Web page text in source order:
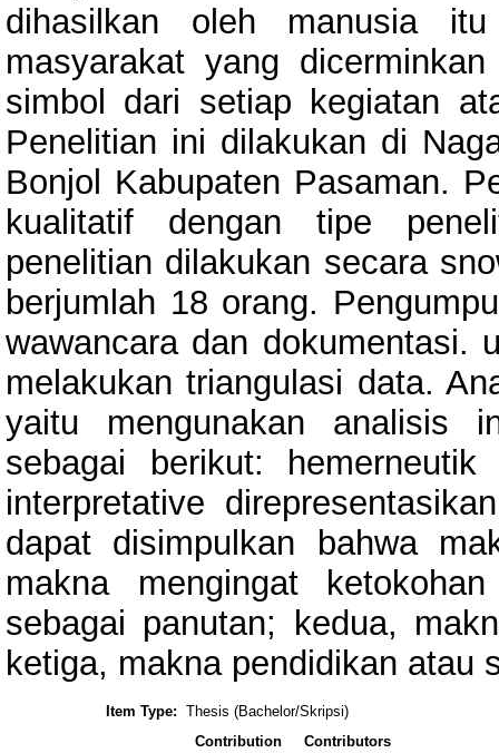
dihasilkan oleh manusia
masyarakat yang
simbol dari setiap kegiatan
Penelitian ini dilakukan di
Bonjol Kabupaten Pasaman.
kualitatif dengan tipe
penelitian dilakukan secara
berjumlah 18 orang.
wawancara dan dokumentasi.
melakukan triangulasi data.
yaitu mengunakan analisis
sebagai berikut:
interpretative
dapat disimpulkan bahwa
makna mengingat
sebagai panutan; kedua,
ketiga, makna pendidikan atau
Item Type: Thesis (Bachelor/Skripsi)
Contribution
Contributors